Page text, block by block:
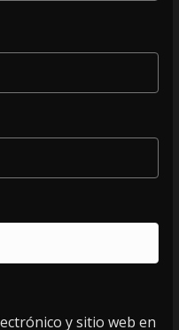
y sitio web en